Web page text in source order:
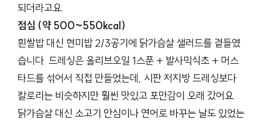
되더라고요.
점심 (약 500~550kcal)
흰쌀밥 대신 현미밥 2/3공기에 닭가슴살 샐러드를 곁들였
습니다. 드레싱은 올리브오일 1스푼 + 발사믹식초 + 머스
타드를 섞어서 직접 만들었는데, 시판 저지방 드레싱보다
칼로리는 비슷하지만 훨씬 맛있고 포만감이 오래 갔어요.
닭가슴살 대신 소고기 안심이나 연어로 바꾸는 날도 있었는